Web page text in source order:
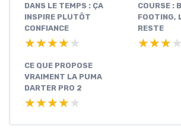
DANS LE TEMPS : ÇA
INSPIRE PLUTÔT
CONFIANCE
★★★★★
★★★★★
COURSE :
FOOTING,
RESTE
CE QUE PROPOSE
VRAIMENT LA PUMA
DARTER PRO 2
★★★★★
★★★★★